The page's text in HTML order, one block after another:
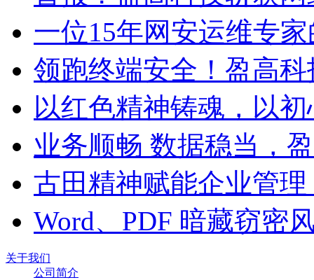
一位15年网安运维专
领跑终端安全！盈高
以红色精神铸魂，以
业务顺畅 数据稳当，
古田精神赋能企业管
Word、PDF 暗藏窃密
关于我们
公司简介